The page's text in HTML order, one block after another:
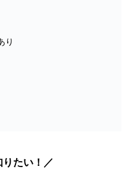
り
たい！／